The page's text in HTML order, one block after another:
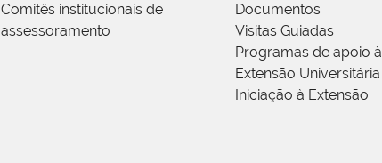
Comitês institucionais de
assessoramento
Documentos
Visitas Guiadas
Programas de apoio à
Extensão Universitária
Iniciação à Extensão